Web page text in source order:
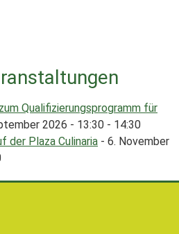
Qualifizierungsprogramm für
2026 - 13:30 - 14:30
der Plaza Culinaria - 6. November